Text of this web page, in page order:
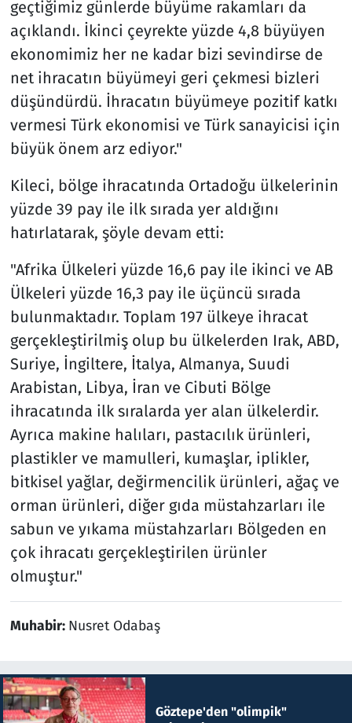
geçtiğimiz günlerde büyüme rakamları da
açıklandı. İkinci çeyrekte yüzde 4,8 büyüyen
ekonomimiz her ne kadar bizi sevindirse de
net ihracatın büyümeyi geri çekmesi bizleri
düşündürdü. İhracatın büyümeye pozitif katkı
vermesi Türk ekonomisi ve Türk sanayicisi için
büyük önem arz ediyor."
Kileci, bölge ihracatında Ortadoğu ülkelerinin
yüzde 39 pay ile ilk sırada yer aldığını
hatırlatarak, şöyle devam etti:
"Afrika Ülkeleri yüzde 16,6 pay ile ikinci ve AB
Ülkeleri yüzde 16,3 pay ile üçüncü sırada
bulunmaktadır. Toplam 197 ülkeye ihracat
gerçekleştirilmiş olup bu ülkelerden Irak, ABD,
Suriye, İngiltere, İtalya, Almanya, Suudi
Arabistan, Libya, İran ve Cibuti Bölge
ihracatında ilk sıralarda yer alan ülkelerdir.
Ayrıca makine halıları, pastacılık ürünleri,
plastikler ve mamulleri, kumaşlar, iplikler,
bitkisel yağlar, değirmencilik ürünleri, ağaç ve
orman ürünleri, diğer gıda müstahzarları ile
sabun ve yıkama müstahzarları Bölgeden en
çok ihracatı gerçekleştirilen ürünler
olmuştur."
Muhabir: Nusret Odabaş
Göztepe'den "olimpik"